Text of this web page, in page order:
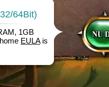
64Bit)
1GB
EULAis